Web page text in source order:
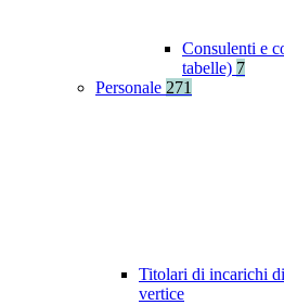
Consulenti e
tabelle) 7
Personale 271
Titolari di incarichi
vertice